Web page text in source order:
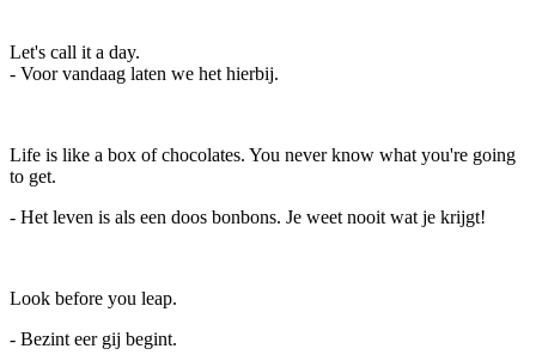
Let's call it a day.
- Voor vandaag laten we het hierbij.
Life is like a box of chocolates. You never know what you're going
to get.
- Het leven is als een doos bonbons. Je weet nooit wat je krijgt!
Look before you leap.
- Bezint eer gij begint.